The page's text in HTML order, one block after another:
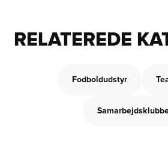
RELATEREDE
Fodboldudstyr